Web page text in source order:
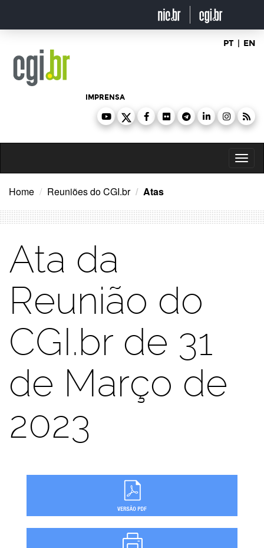
o
PT | EN
IMPRENSA
Home Reuniões do CGI.br Atas
Ata da
Reunião do
CGI.br de 31
de Março de
2023